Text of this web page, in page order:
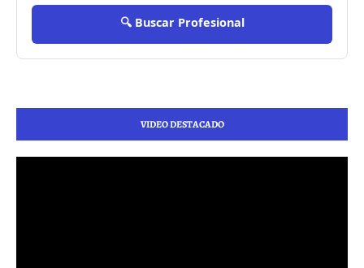
🔍 Buscar Profesional
VIDEO DESTACADO